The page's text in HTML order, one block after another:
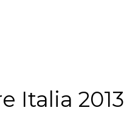
Italia 2013